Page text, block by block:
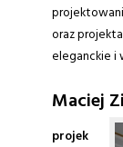
oraz
eleganckie i
Maciej
projek